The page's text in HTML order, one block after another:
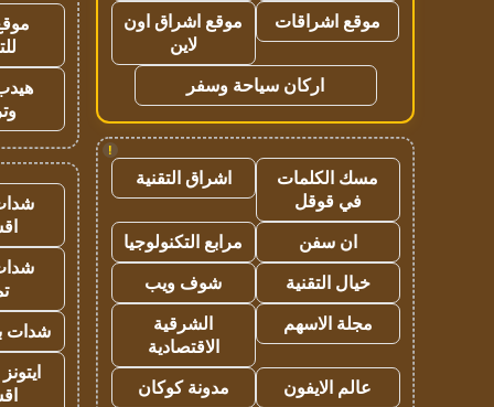
موقع اشراقات
موقع اشراق اون
لاين
اركان سياحة وسفر
!
مسك الكلمات
في قوقل
اشراق التقنية
ان سفن
مرابع التكنولوجيا
خيال التقنية
شوف ويب
مجلة الاسهم
الشرقية
الاقتصادية
عالم الايفون
مدونة كوكان
شدات